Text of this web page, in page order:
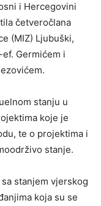
i Hercegovini
četveročlana
(MIZ) Ljubuški,
Germićem i
stanju u
koje je
te o projektima i
stanje.
stanjem vjerskog
koja su se